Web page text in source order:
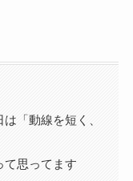
「動線を短く、
思ってます